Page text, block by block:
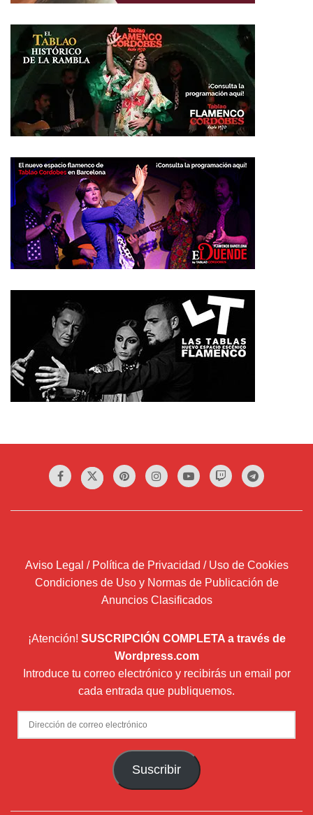
Aviso Legal / Política de Privacidad / Uso de Cookies
Condiciones de Uso y Normas de Publicación de
Anuncios Clasificados
¡Atención! SUSCRIPCIÓN COMPLETA a través de
Wordpress.com
Introduce tu correo electrónico y recibirás un email por
cada entrada que publiquemos.
Dirección
de
Suscribir